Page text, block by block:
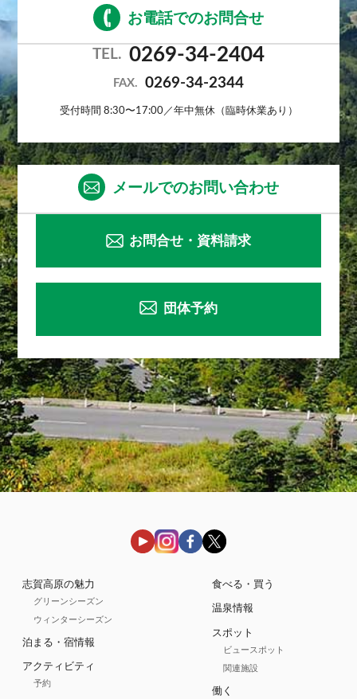
お電話でのお問合せ
TEL. 0269-34-2404
FAX. 0269-34-2344
受付時間 8:30〜17:00／年中無休（臨時休業あり）
メールでのお問い合わせ
お問合せ・資料請求
団体予約
志賀高原の魅力
グリーンシーズン
ウィンターシーズン
泊まる・宿情報
アクティビティ
予約
食べる・買う
温泉情報
スポット
ビュースポット
関連施設
働く